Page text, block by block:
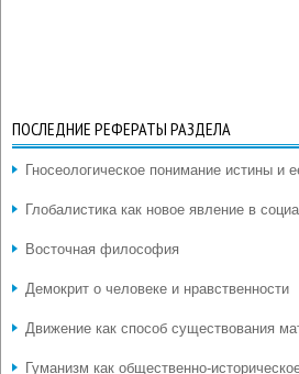
ПОСЛЕДНИЕ РЕФЕРАТЫ РАЗДЕЛА
Гносеологическое понимание истины и
Глобалистика как новое явление в
Восточная философия
Демокрит о человеке и нравственности
Движение как способ существования
Гуманизм как общественно-